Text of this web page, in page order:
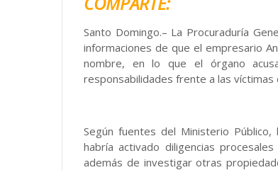
Santo Domingo.– La Procuraduría
informaciones de que el empresario
nombre, en lo que el órgano
responsabilidades frente a las víctimas
Según fuentes del Ministerio Público,
habría activado diligencias
además de investigar otras